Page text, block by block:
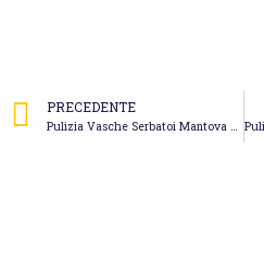
PRECEDENTE
Pulizia Vasche Serbatoi Mantova – CACCIATORI MARIO & MIRKO snc.